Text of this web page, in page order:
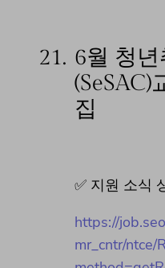
21. 6월 청
(SeSAC)
집
✅ 지원 소식
https://
mr_cntr/ntce/